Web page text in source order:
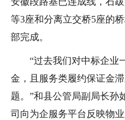
等3座和分离立交桥5座的
部完成。
“过去我们对中标企业一
金，且服务类履约保证金
题。”和县公管局副局长孙
司向为企服务平台反映物